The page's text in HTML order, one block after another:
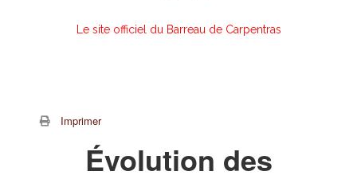
Le site officiel du Barreau de Carpentras
Imprimer
Évolution des